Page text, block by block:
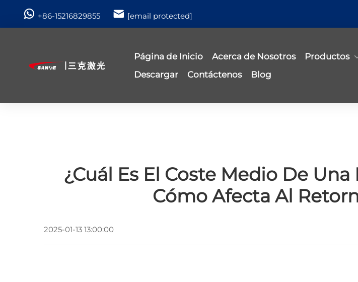
+86-15216829855 [email protected]
Página de Inicio Acerca de Nosotros Productos
Descargar
Contáctenos Blog
¿Cuál Es El Coste Medio De
Cómo Afecta Al
2025-01-13 13:00:00